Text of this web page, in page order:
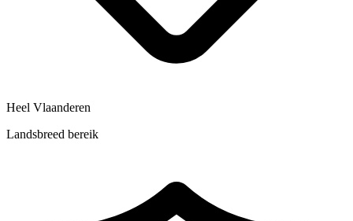
Heel Vlaanderen
Landsbreed bereik